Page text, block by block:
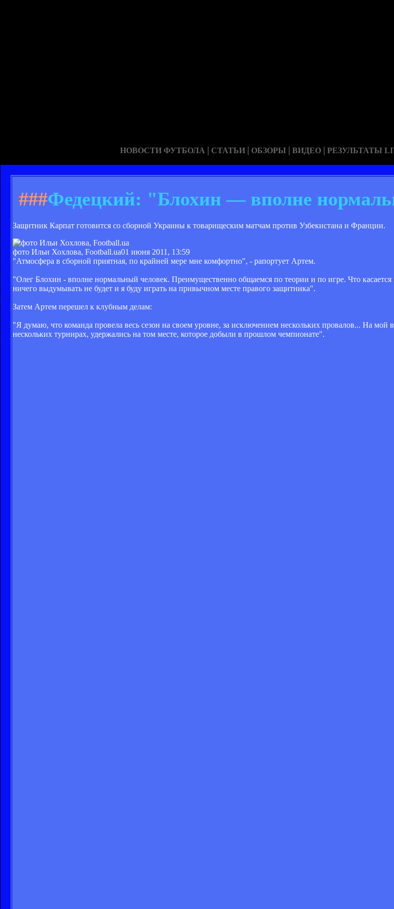
НОВОСТИ ФУТБОЛА | СТАТЬИ | ОБЗОРЫ | ВИДЕО | РЕЗУЛЬТАТЫ
###Федецкий: "Блохин — вполне
Защитник Карпат готовится со сборной Украины к товарищеским матчам против Узбекистана и Франции.
фото Ильи Хохлова, Football.ua01 июня 2011, 13:59
"Атмосфера в сборной приятная, по крайней мере мне комфортно", - рапортует Артем.
"Олег Блохин - вполне нормальный человек. Преимущественно общаемся по теории и по игре. Что
ничего выдумывать не будет и я буду играть на привычном месте правого защитника".
Затем Артем перешел к клубным делам:
"Я думаю, что команда провела весь сезон на своем уровне, за исключением нескольких провалов... На мой
нескольких турнирах, удержались на том месте, которое добыли в прошлом чемпионате".